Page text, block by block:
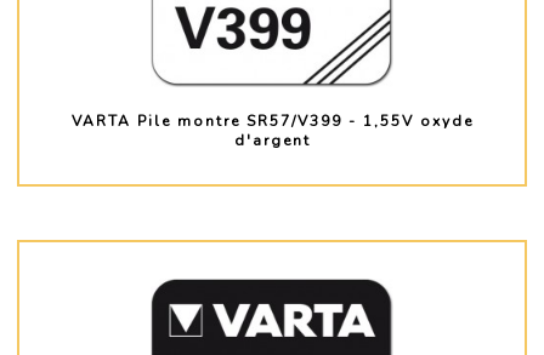
VARTA Pile montre SR57/V399 - 1,55V oxyde
d'argent